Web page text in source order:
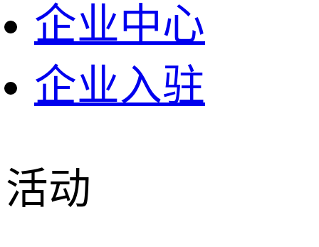
企业中心
企业入驻
活动